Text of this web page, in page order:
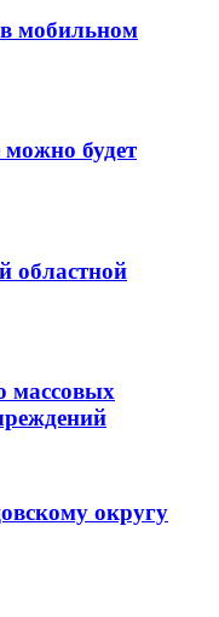
мобильном
будет
областной
массовых
округу